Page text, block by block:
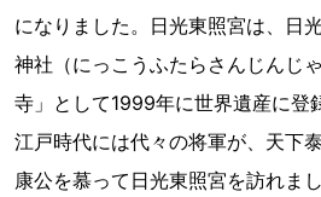
になりました。日光東照宮は、日
神社（にっこうふたらさんじんじ
寺」として1999年に世界遺産に登
江戸時代には代々の将軍が、天下
康公を慕って日光東照宮を訪れま